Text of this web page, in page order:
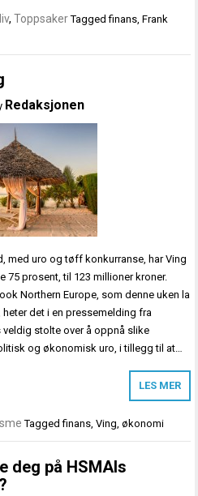
,Toppsaker Taggedfinans ,Frank
Redaksjonen
med uro og tøff konkurranse, har Ving
75 prosent, til 123 millioner kroner.
Northern Europe, som denne uken la
det i en pressemelding fra
veldig stolte over å oppnå slike
og økonomisk uro, i tillegg til at…
LES MER
Taggedfinans,Ving,økonomi
deg på HSMAIs